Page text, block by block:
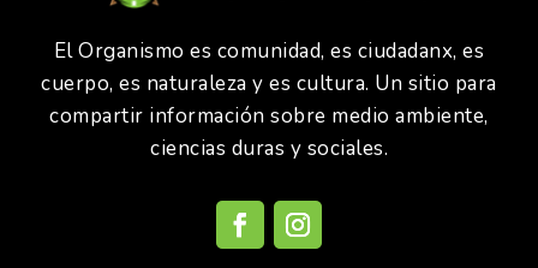
El Organismo es comunidad, es ciudadanx, es
cuerpo, es naturaleza y es cultura. Un sitio para
compartir información sobre medio ambiente,
ciencias duras y sociales.